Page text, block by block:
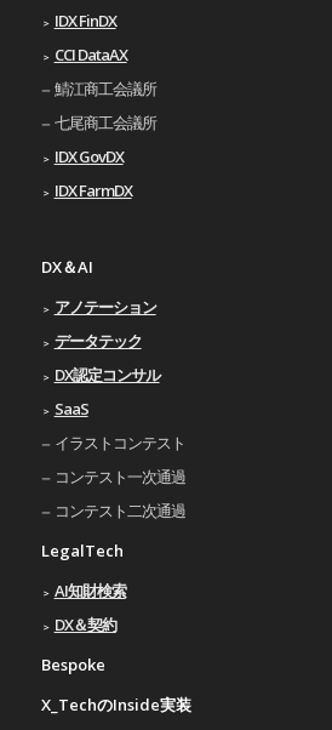
IDX FinDX
CCI DataAX
鯖江商工会議所
七尾商工会議所
IDX GovDX
IDX FarmDX
DX＆AI
アノテーション
データテック
DX認定コンサル
SaaS
イラストコンテスト
コンテスト一次通過
コンテスト二次通過
LegalTech
AI知財検索
DX＆契約
Bespoke
X_TechのInside実装